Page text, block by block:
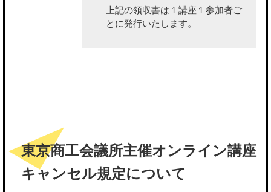
上記の領収書は１講座１参加者ご
とに発行いたします。
東京商工会議所主催オンライン講座
キャンセル規定について